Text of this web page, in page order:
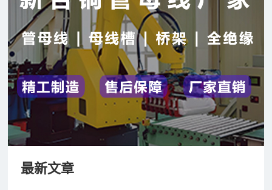
最新文章